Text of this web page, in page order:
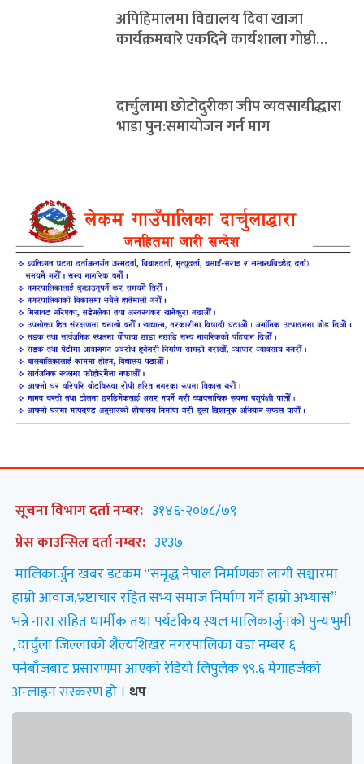
अपिहिमालमा विद्यालय दिवा खाजा
कार्यक्रमबारे एकदिने कार्यशाला गोष्ठी…
दार्चुलामा छोटोदुरीका जीप व्यवसायीद्धारा
भाडा पुन:समायोजन गर्न माग
सूचना विभाग दर्ता नम्बर: ३१४६-२०७८/७९
प्रेस काउन्सिल दर्ता नम्बर: ३१३७
मालिकार्जुन खबर डटकम “समृद्ध नेपाल निर्माणका लागी सञ्चारमा
हाम्रो आवाज,भ्रष्टाचार रहित सभ्य समाज निर्माण गर्ने हाम्रो अभ्यास”
भन्ने नारा सहित धार्मीक तथा पर्यटकिय स्थल मालिकार्जुनको पुन्य भुमी
, दार्चुला जिल्लाको शैल्यशिखर नगरपालिका वडा नम्बर ६
पनेबाँजबाट प्रसारणमा आएको रेडियो लिपुलेक ९९.६ मेगाहर्जको
अन्लाइन सस्करण हो । थप